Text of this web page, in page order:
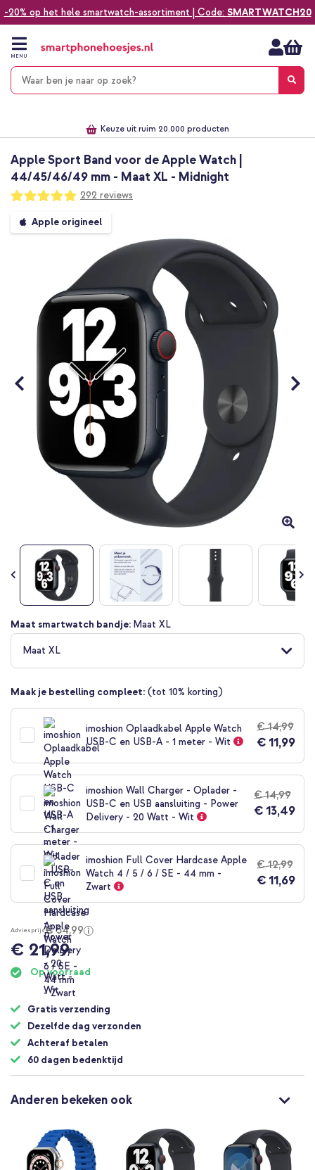
-20% op het hele smartwatch-assortiment | Code: SMARTWATCH20
naar
inhoud
MENU
Keuze uit ruim 20.000 producten
Apple Sport Band voor de Apple Watch |
44/45/46/49 mm - Maat XL - Midnight
Waardering:
99
100
292 reviews
Ga
naar
afbeeldingen-
Apple origineel
Ga
naar
het
begin
de
Maat smartwatch bandje: Maat XL
Maat XL
Maak je bestelling compleet: (tot 10% korting)
imoshion Oplaadkabel Apple Watch
USB-C en USB-A - 1 meter - Wit
€ 14,99
€ 11,99
imoshion Wall Charger - Oplader -
USB-C en USB aansluiting - Power
Delivery - 20 Watt - Wit
€ 14,99
€ 13,49
imoshion Full Cover Hardcase Apple
Watch 4 / 5 / 6 / SE - 44 mm -
Zwart
€ 12,99
€ 11,69
Adviesprijs€ 54,99
€ 21,99
Op voorraad
Gratis verzending
Dezelfde dag verzonden
Achteraf betalen
60 dagen bedenktijd
Anderen bekeken ook